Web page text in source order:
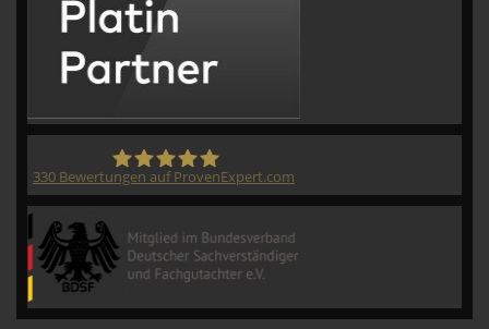
330 Bewertungen auf ProvenExpert.com